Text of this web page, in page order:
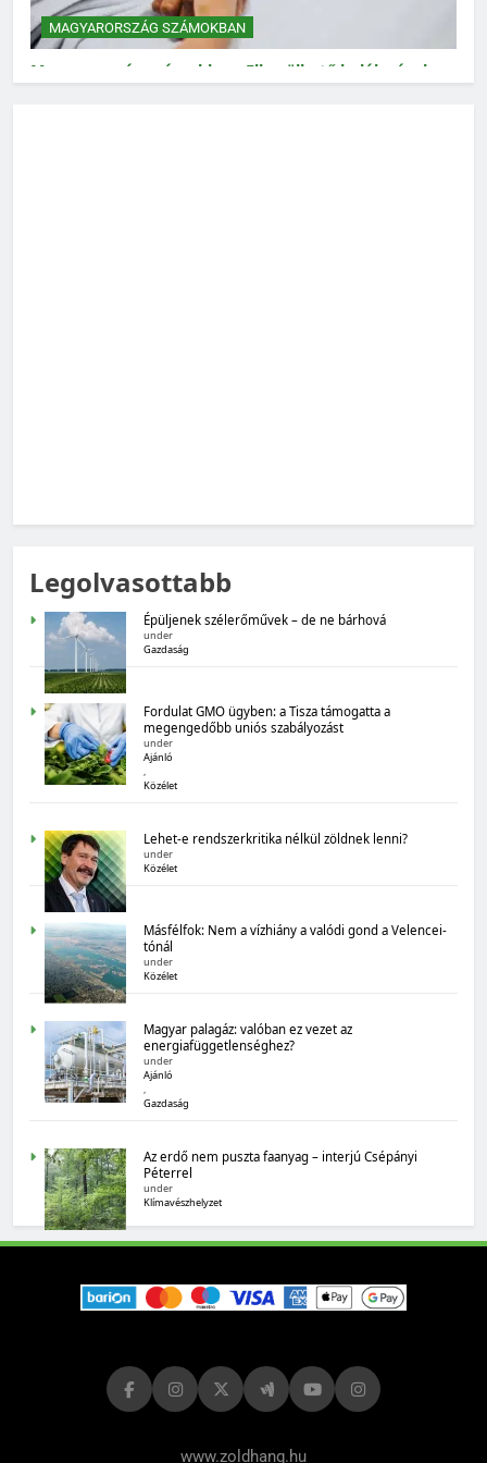
MAGYARORSZÁG SZÁMOKBAN
Magyarország számokban: Elkerülhető halálozások
Magyarország számokban: Fogyasztói bizalom,
gazdasági várakozások
Magyarország számokban: Államadósság
MAGYARORSZÁG SZÁMOKBAN
Magyarország számokban: biogazdálkodás
Legolvasottabb
Épüljenek szélerőművek – de ne bárhová
under
Gazdaság
Fordulat GMO ügyben: a Tisza támogatta a
megengedőbb uniós szabályozást
under
Ajánló
,
Közélet
Lehet-e rendszerkritika nélkül zöldnek lenni?
under
Közélet
Másfélfok: Nem a vízhiány a valódi gond a Velencei-
tónál
under
Közélet
Magyar palagáz: valóban ez vezet az
energiafüggetlenséghez?
under
Ajánló
,
Gazdaság
Az erdő nem puszta faanyag – interjú Csépányi
Péterrel
under
Klímavészhelyzet
www.zoldhang.hu